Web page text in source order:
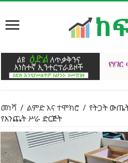
መነሻ / ልምድ እና ተሞክሮ / የትጋት
የእንጨት ሥራ ድርጅት